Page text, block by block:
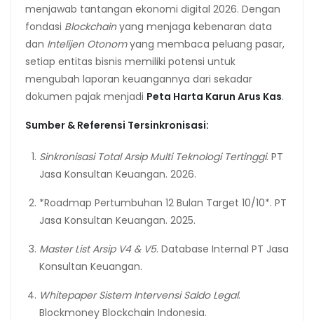
menjawab tantangan ekonomi digital 2026. Dengan
fondasi Blockchainyang menjaga kebenaran data
dan Intelijen Otonomyang membaca peluang pasar,
setiap entitas bisnis memiliki potensi untuk
mengubah laporan keuangannya dari sekadar
dokumen pajak menjadi Peta Harta Karun Arus Kas.
Sumber & Referensi Tersinkronisasi:
Sinkronisasi Total Arsip Multi Teknologi Tertinggi. PT
Jasa Konsultan Keuangan. 2026.
*Roadmap Pertumbuhan 12 Bulan Target 10/10*. PT
Jasa Konsultan Keuangan. 2025.
Master List Arsip V4 & V5. Database Internal PT Jasa
Konsultan Keuangan.
Whitepaper Sistem Intervensi Saldo Legal.
Blockmoney Blockchain Indonesia.